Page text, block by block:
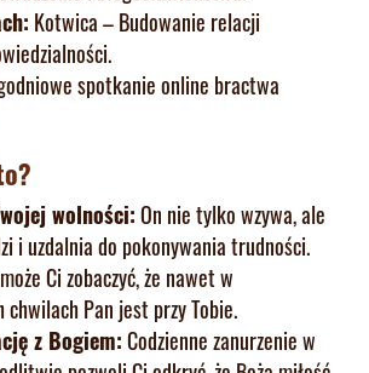
Kotwica – Budowanie relacji
spotkanie online bractwa
wolności:On nie tylko wzywa, ale
i uzdalnia do pokonywania trudności.
Ci zobaczyć, że nawet w
Pan jest przy Tobie.
z Bogiem:Codzienne zanurzenie w